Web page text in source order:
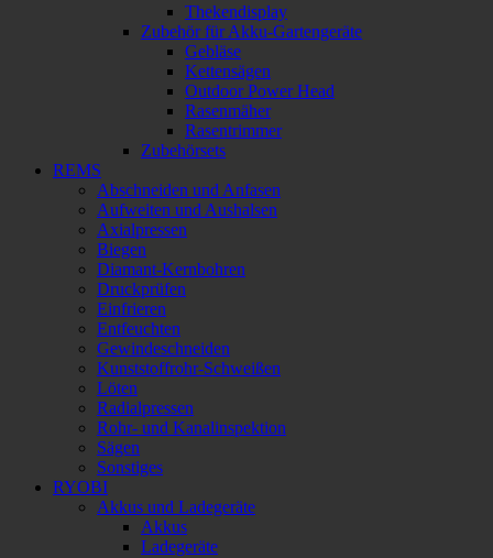
Thekendisplay
Zubehör für Akku-Gartengeräte
Gebläse
Kettensägen
Outdoor Power Head
Rasenmäher
Rasentrimmer
Zubehörsets
REMS
Abschneiden und Anfasen
Aufweiten und Aushalsen
Axialpressen
Biegen
Diamant-Kernbohren
Druckprüfen
Einfrieren
Entfeuchten
Gewindeschneiden
Kunststoffrohr-Schweißen
Löten
Radialpressen
Rohr- und Kanalinspektion
Sägen
Sonstiges
RYOBI
Akkus und Ladegeräte
Akkus
Ladegeräte